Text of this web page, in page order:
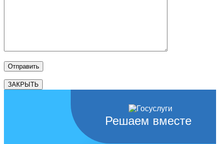
ЗАКРЫТЬ
Решаем вместе